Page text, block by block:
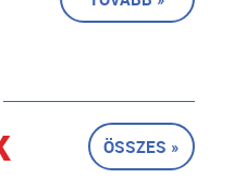
ÖSSZES »